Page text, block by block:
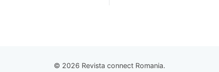
© 2026 Revista connect Romania.